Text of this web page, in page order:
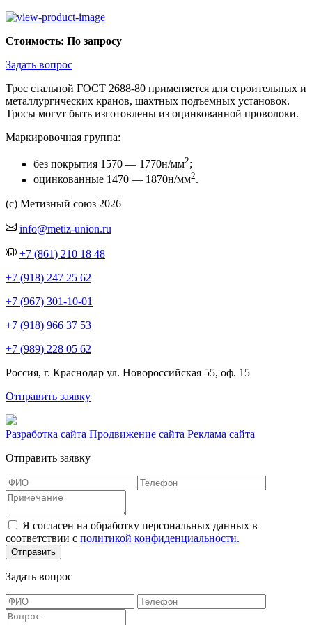
Стоимость: По запросу
Задать вопрос
Трос стальной ГОСТ 2688-80 применяется для строительных и
металлургических кранов, шахтных подъемных установок.
Тросы могут быть изготовлены из оцинкованной проволоки.
Маркировочная группа:
без покрытия 1570 — 1770н/мм2;
оцинкованные 1470 — 1870н/мм2.
(с) Метизный союз 2026
info@metiz-union.ru
+7 (861) 210 18 48
+7 (918) 247 25 62
+7 (967) 301-10-01
+7 (918) 966 37 53
+7 (989) 228 05 62
Россия, г. Краснодар ул. Новороссийская 55, оф. 15
Отправить заявку
Разработка сайта Продвижение сайта Реклама сайта
Отправить заявку
Я согласен на обработку персональных данных в
соответствии с политикой конфиденциальности.
Отправить
Задать вопрос